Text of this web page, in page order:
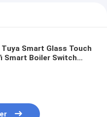
Smart Glass Touch
Smart Boiler Switch